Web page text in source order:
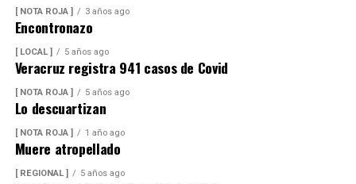
[ NOTA ROJA ] 3 años ago
Encontronazo
[ LOCAL ] 5 años ago
Veracruz registra 941 casos de Covid
[ NOTA ROJA ] 5 años ago
Lo descuartizan
[ NOTA ROJA ] 1 año ago
Muere atropellado
[ REGIONAL ] 5 años ago